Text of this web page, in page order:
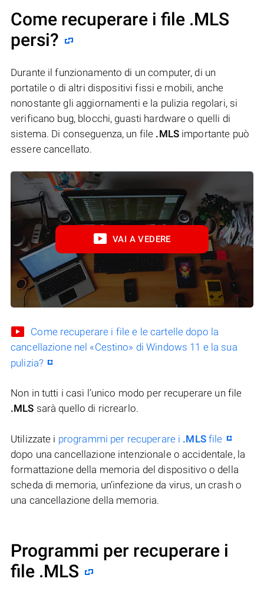
Come recuperare i file .MLS
persi?
Durante il funzionamento di un computer, di un
portatile o di altri dispositivi fissi e mobili, anche
nonostante gli aggiornamenti e la pulizia regolari, si
verificano bug, blocchi, guasti hardware o quelli di
sistema. Di conseguenza, un file .MLSimportante può
essere cancellato.
VAI A VEDERE
Come recuperare i file e le cartelle dopo la
cancellazione nel «Cestino» di Windows 11 e la sua
pulizia?
Non in tutti i casi l’unico modo per recuperare un file
.MLS sarà quello di ricrearlo.
Utilizzate i programmi per recuperare i .MLSfile
dopo una cancellazione intenzionale o accidentale, la
formattazione della memoria del dispositivo o della
scheda di memoria, un’infezione da virus, un crash o
una cancellazione della memoria.
Programmi per recuperare i
file .MLS